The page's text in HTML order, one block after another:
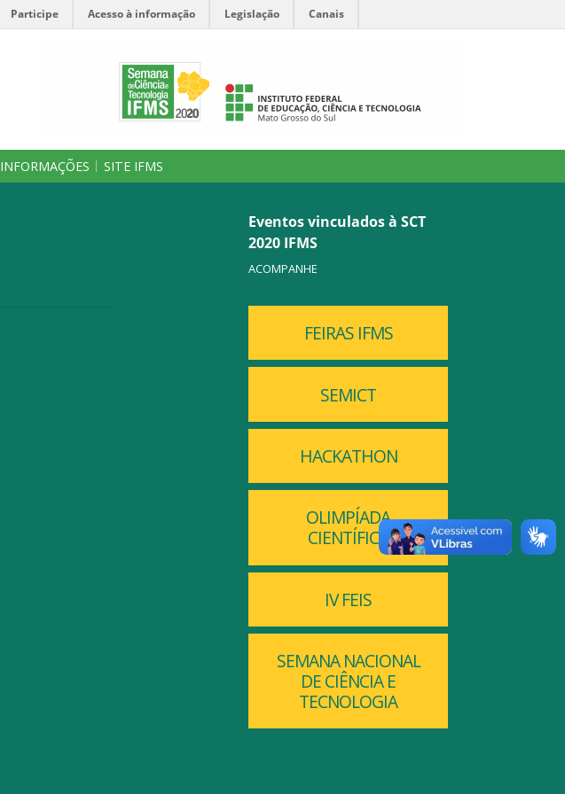
Participe Acesso à informação Legislação Canais
INFORMAÇÕES SITE IFMS
Eventos vinculados à SCT
2020 IFMS
ACOMPANHE
FEIRAS IFMS
SEMICT
HACKATHON
OLIMPÍADA
CIENTÍFICA
IV FEIS
SEMANA NACIONAL
DE CIÊNCIA E
TECNOLOGIA